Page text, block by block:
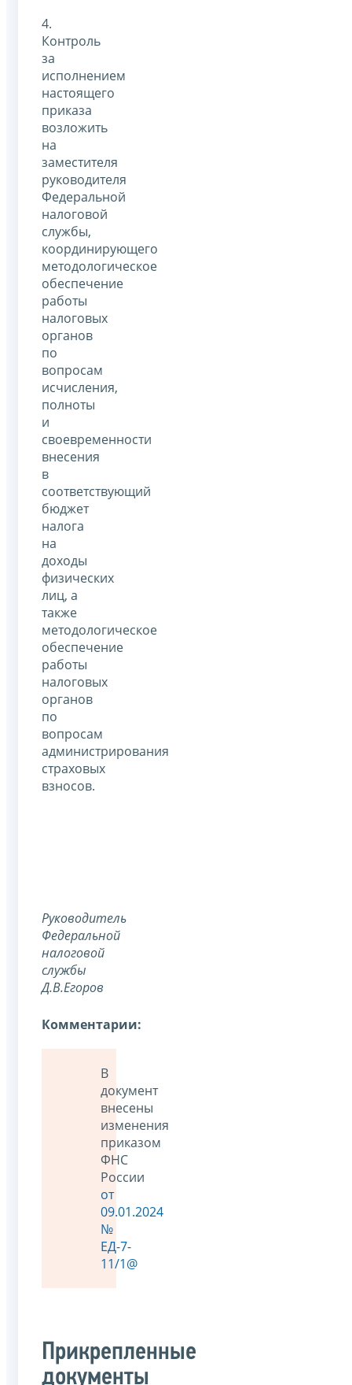
4.
Контроль
за
исполнением
настоящего
приказа
возложить
на
заместителя
руководителя
Федеральной
налоговой
службы,
координирующего
методологическое
обеспечение
работы
налоговых
органов
по
вопросам
исчисления,
полноты
и
своевременности
внесения
в
соответствующий
бюджет
налога
на
доходы
физических
лиц, а
также
методологическое
обеспечение
работы
налоговых
органов
по
вопросам
администрирования
страховых
взносов.
Руководитель
Федеральной
налоговой
службы
Д.В.Егоров
Комментарии:
В
документ
внесены
изменения
приказом
ФНС
России
от
09.01.2024
№
ЕД-7-
11/1@
Прикрепленные
документы